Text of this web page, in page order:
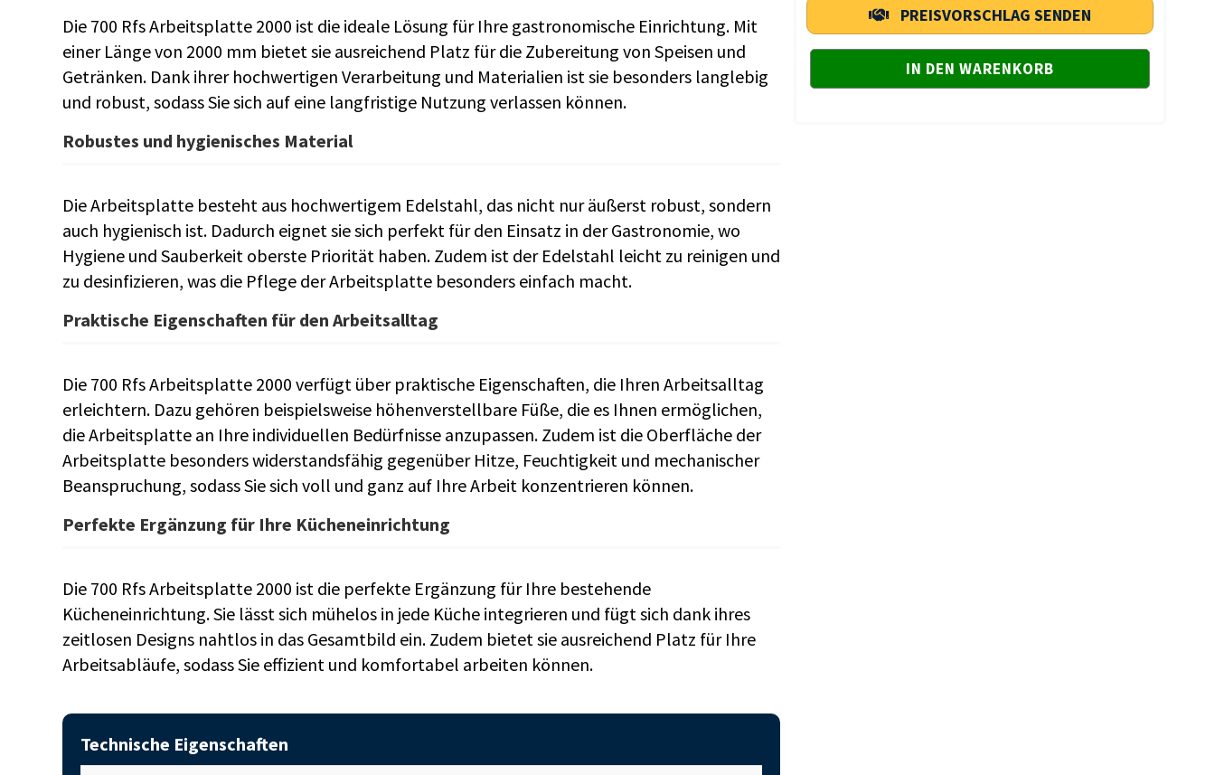
PREISVORSCHLAG SENDEN
Die 700 Rfs Arbeitsplatte 2000 ist die ideale Lösung für Ihre gastronomische Einrichtung. Mit
einer Länge von 2000 mm bietet sie ausreichend Platz für die Zubereitung von Speisen und
Getränken. Dank ihrer hochwertigen Verarbeitung und Materialien ist sie besonders langlebig
und robust, sodass Sie sich auf eine langfristige Nutzung verlassen können.
Robustes und hygienisches Material
Die Arbeitsplatte besteht aus hochwertigem Edelstahl, das nicht nur äußerst robust, sondern
auch hygienisch ist. Dadurch eignet sie sich perfekt für den Einsatz in der Gastronomie, wo
Hygiene und Sauberkeit oberste Priorität haben. Zudem ist der Edelstahl leicht zu reinigen und
zu desinfizieren, was die Pflege der Arbeitsplatte besonders einfach macht.
Praktische Eigenschaften für den Arbeitsalltag
Die 700 Rfs Arbeitsplatte 2000 verfügt über praktische Eigenschaften, die Ihren Arbeitsalltag
erleichtern. Dazu gehören beispielsweise höhenverstellbare Füße, die es Ihnen ermöglichen,
die Arbeitsplatte an Ihre individuellen Bedürfnisse anzupassen. Zudem ist die Oberfläche der
Arbeitsplatte besonders widerstandsfähig gegenüber Hitze, Feuchtigkeit und mechanischer
Beanspruchung, sodass Sie sich voll und ganz auf Ihre Arbeit konzentrieren können.
Perfekte Ergänzung für Ihre Kücheneinrichtung
Die 700 Rfs Arbeitsplatte 2000 ist die perfekte Ergänzung für Ihre bestehende
Kücheneinrichtung. Sie lässt sich mühelos in jede Küche integrieren und fügt sich dank ihres
zeitlosen Designs nahtlos in das Gesamtbild ein. Zudem bietet sie ausreichend Platz für Ihre
Arbeitsabläufe, sodass Sie effizient und komfortabel arbeiten können.
Technische Eigenschaften